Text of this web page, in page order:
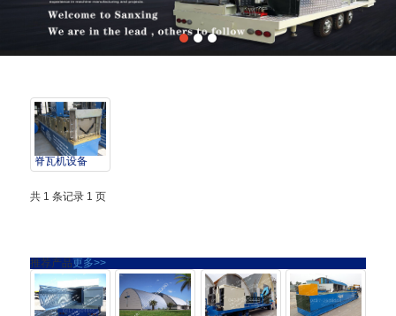
脊瓦机设备
共 1 条记录 1 页
推荐产品更多>>